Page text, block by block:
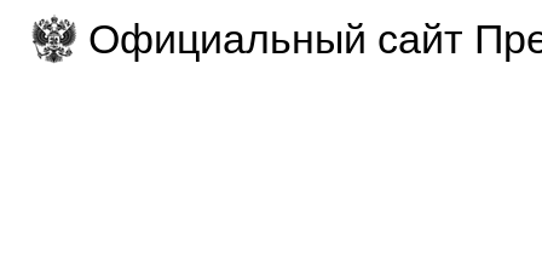
Официальный сайт